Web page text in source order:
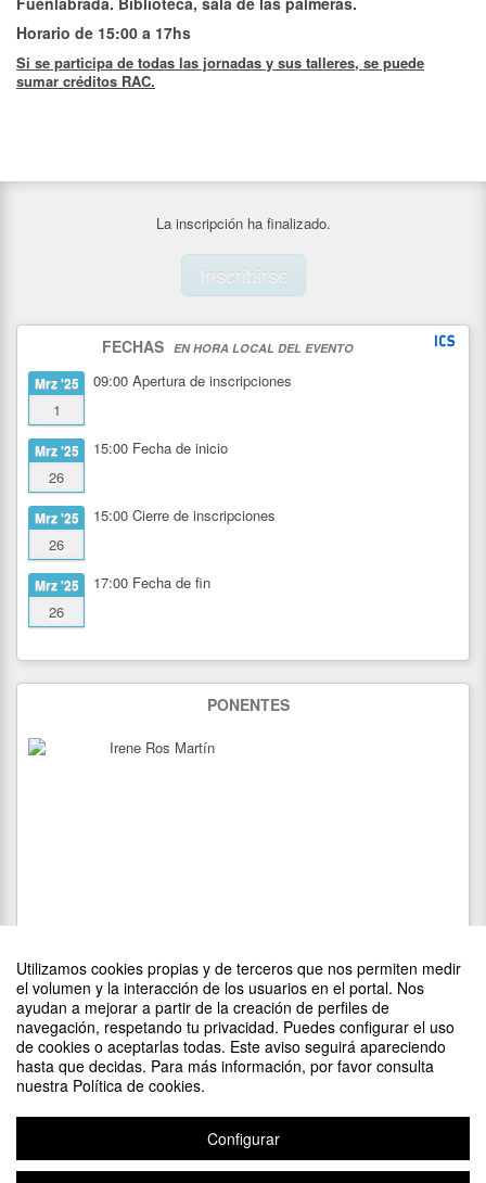
Utilizamos cookies propias y de terceros que nos permiten medir
el volumen y la interacción de los usuarios en el portal. Nos
ayudan a mejorar a partir de la creación de perfiles de
navegación, respetando tu privacidad. Puedes configurar el uso
de cookies o aceptarlas todas. Este aviso seguirá apareciendo
hasta que decidas. Para más información, por favor consulta
nuestra Política de cookies.
Configurar
Horario de 15:00 a 17hs
Si se participa de todas las jornadas y sus talleres, se puede
sumar créditos RAC.
La inscripción ha finalizado.
Inscribirse
FECHAS EN HORA LOCAL DEL EVENTO
Mrz '25
1
09:00 Apertura de inscripciones
Mrz '25
26
15:00 Fecha de inicio
Mrz '25
26
15:00 Cierre de inscripciones
Mrz '25
26
17:00 Fecha de fin
PONENTES
Irene Ros Martín
DIFUNDE TU EVENTO PONIENDO EL SIGUIENTE CÓDIGO
EN TU SITIO